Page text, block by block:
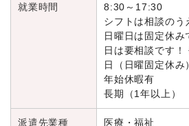
就業時間
8:30～17:30
シフトは相談のう
日曜日は固定休
日は要相談です
日（日曜固定休
年始休暇有
長期（1年以上）
派遣先業種 医療・福祉